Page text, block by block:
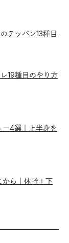
テッパン13種目
19種目のやり方
ー4選｜上半身を
から｜体幹＋下